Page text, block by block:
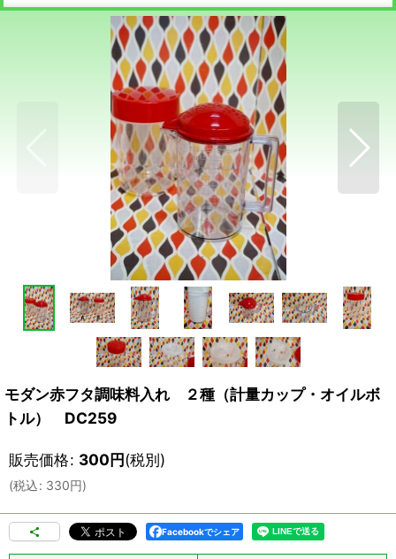
モダン赤フタ調味料入れ ２種（計量カップ・オイルボ
トル） DC259
販売価格: 300円(税別)
(税込: 330円)
Facebookでシェア